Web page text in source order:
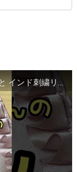
【100均DIY】ダイソーさんのコレと インド刺繍リボンで簡単ハンドメイド！！#shorts #100均 #diy